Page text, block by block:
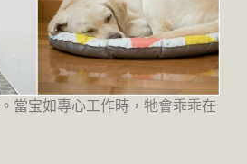
當宝如專心工作時，牠會乖乖在